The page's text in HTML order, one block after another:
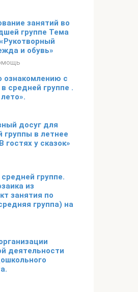
занятий во
группе Тема
и обувь»
ознакомлению с
средней группе .
досуг для
группы в летнее
гостях у сказок»
группе.
из
занятия по
группа) на
деятельности